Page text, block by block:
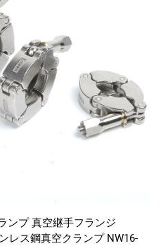
ンプ 真空継手フランジ
レス鋼真空クランプ NW16-